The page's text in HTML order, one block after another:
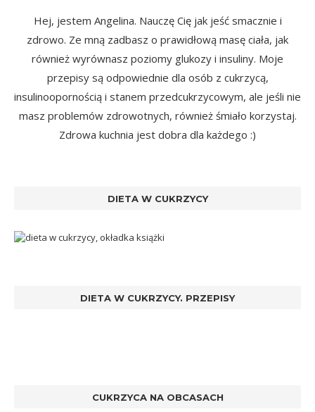
Hej, jestem Angelina. Nauczę Cię jak jeść smacznie i
zdrowo. Ze mną zadbasz o prawidłową masę ciała, jak
również wyrównasz poziomy glukozy i insuliny. Moje
przepisy są odpowiednie dla osób z cukrzycą,
insulinoopornością i stanem przedcukrzycowym, ale jeśli nie
masz problemów zdrowotnych, również śmiało korzystaj.
Zdrowa kuchnia jest dobra dla każdego :)
DIETA W CUKRZYCY
DIETA W CUKRZYCY. PRZEPISY
CUKRZYCA NA OBCASACH